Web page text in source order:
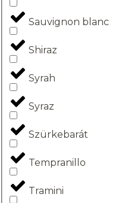
Sauvignon blanc
Shiraz
Syrah
Syraz
Szürkebarát
Tempranillo
Tramini